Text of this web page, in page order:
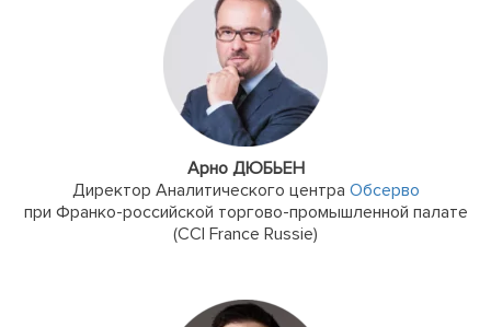
Арно ДЮБЬЕН
Директор Аналитического центра Обсерво
при Франко-российской торгово-промышленной палате
(CCI France Russie)